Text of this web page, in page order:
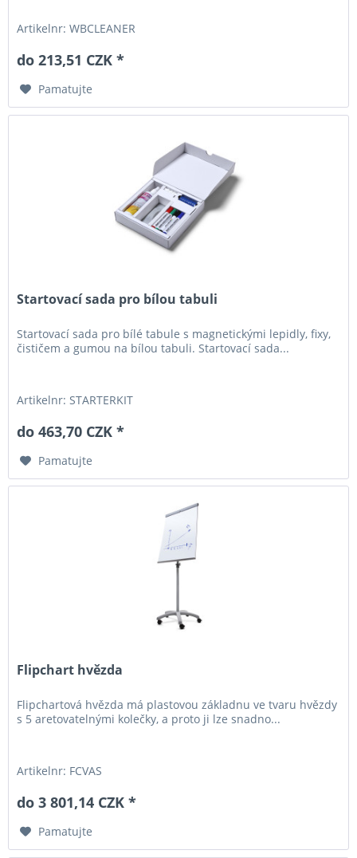
Artikelnr: WBCLEANER
do 213,51 CZK *
Pamatujte
Startovací sada pro bílou tabuli
Startovací sada pro bílé tabule s magnetickými lepidly, fixy,
čističem a gumou na bílou tabuli. Startovací sada...
Artikelnr: STARTERKIT
do 463,70 CZK *
Pamatujte
Flipchart hvězda
Flipchartová hvězda má plastovou základnu ve tvaru hvězdy
s 5 aretovatelnými kolečky, a proto ji lze snadno...
Artikelnr: FCVAS
do 3 801,14 CZK *
Pamatujte